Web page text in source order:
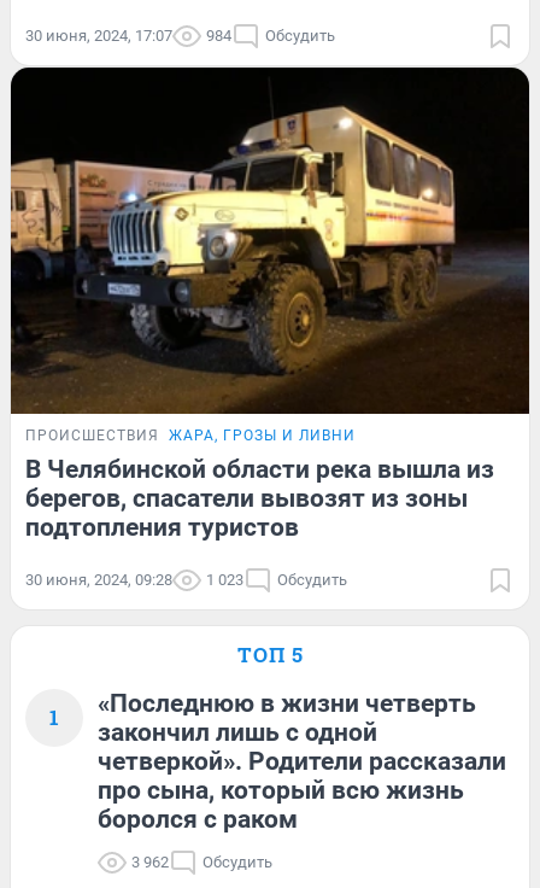
30 июня, 2024, 17:07 984 Обсудить
ПРОИСШЕСТВИЯ ЖАРА, ГРОЗЫ И ЛИВНИ
В Челябинской области река вышла из
берегов, спасатели вывозят из зоны
подтопления туристов
30 июня, 2024, 09:28 1 023 Обсудить
ТОП 5
1
«Последнюю в жизни четверть
закончил лишь с одной
четверкой». Родители рассказали
про сына, который всю жизнь
боролся с раком
3 962 Обсудить